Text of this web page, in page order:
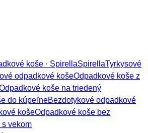
koše · SpirellaSpirellaTyrkysové
odpadkové košeOdpadkové koše z
koše na triedený
do kúpeľneBezdotykové odpadkové
košeOdpadkové koše bez
vekom